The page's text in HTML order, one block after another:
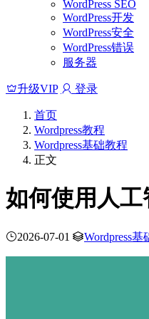
WordPress SEO
WordPress开发
WordPress安全
WordPress错误
服务器
升级VIP 登录
首页
Wordpress教程
Wordpress基础教程
正文
如何使用人工
2026-07-01 Wordpress基